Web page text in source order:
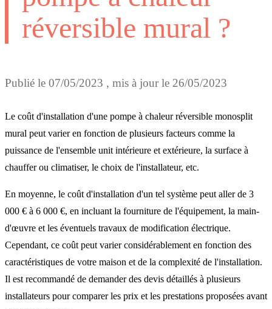
réversible mural ?
Publié le 07/05/2023 , mis à jour le 26/05/2023
Le coût d'installation d'une pompe à chaleur réversible monosplit
mural peut varier en fonction de plusieurs facteurs comme la
puissance de l'ensemble unit intérieure et extérieure, la surface à
chauffer ou climatiser, le choix de l'installateur, etc.
En moyenne, le coût d'installation d'un tel système peut aller de 3
000 € à 6 000 €, en incluant la fourniture de l'équipement, la main-
d'œuvre et les éventuels travaux de modification électrique.
Cependant, ce coût peut varier considérablement en fonction des
caractéristiques de votre maison et de la complexité de l'installation.
Il est recommandé de demander des devis détaillés à plusieurs
installateurs pour comparer les prix et les prestations proposées avant